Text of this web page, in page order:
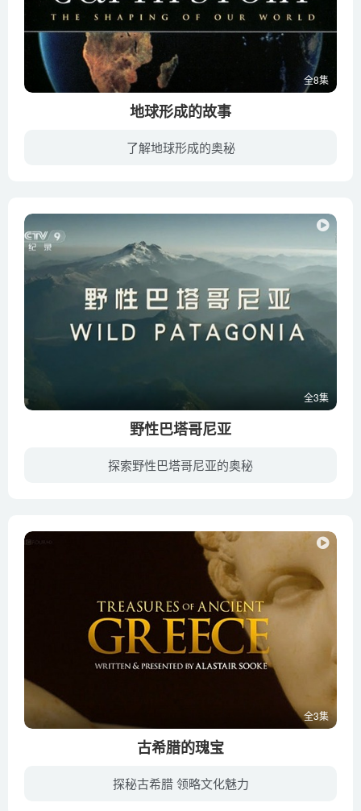
全8集
地球形成的故事
了解地球形成的奥秘
全3集
野性巴塔哥尼亚
探索野性巴塔哥尼亚的奥秘
全3集
古希腊的瑰宝
探秘古希腊 领略文化魅力